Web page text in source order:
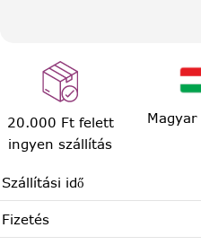
20.000 Ft felett
ingyen szállítás
Szállítási idő
Fizetés